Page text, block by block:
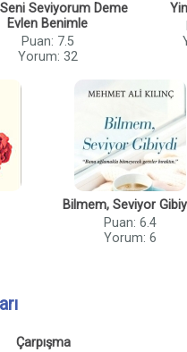
Seviyorum Deme
Evlen Benimle
Puan: 7.5
Yorum: 32
Bilmem, Seviyor
Puan: 6.4
Yorum: 6
Çarpışma